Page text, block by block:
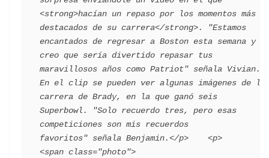
<strong>hacían un repaso por los momentos más
destacados de su carrera</strong>. "Estamos
encantados de regresar a Boston esta semana y
creo que sería divertido repasar tus
maravillosos años como Patriot" señala Vivian.
En el clip se pueden ver algunas imágenes de la
carrera de Brady, en la que ganó seis
Superbowl. "Solo recuerdo tres, pero esas
competiciones son mis recuerdos
favoritos" señala Benjamin.</p>    <p>
<span class="photo">